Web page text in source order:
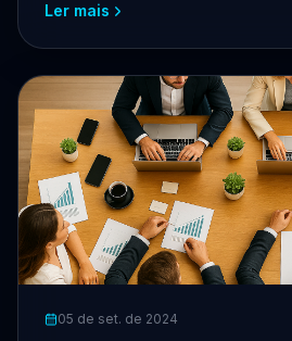
Ler mais
05 de set. de 2024